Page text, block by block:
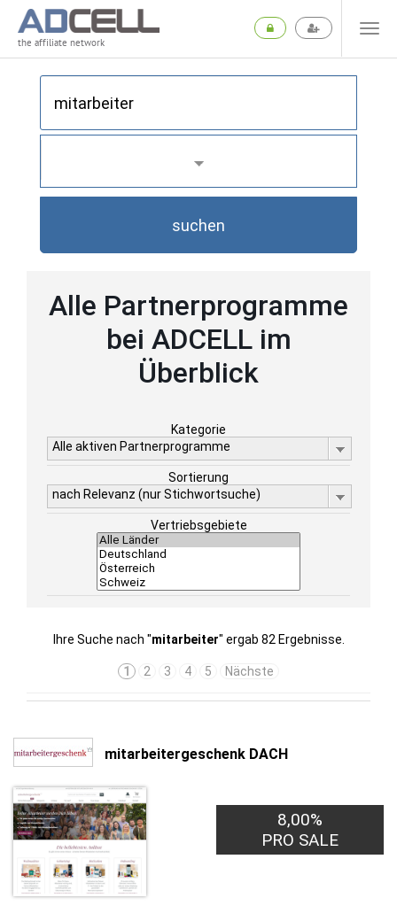
the affiliate network
suchen
Alle Partnerprogramme
bei ADCELL im
Überblick
Kategorie
Alle aktiven Partnerprogramme
Sortierung
nach Relevanz (nur Stichwortsuche)
Vertriebsgebiete
Ihre Suche nach "mitarbeiter" ergab 82 Ergebnisse.
1 2 3 4 5 Nächste
mitarbeitergeschenk DACH
8,00%
PRO SALE